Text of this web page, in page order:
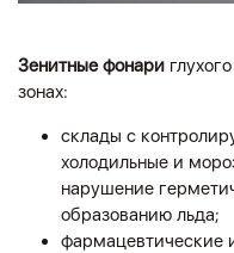
Зенитные фонари
зонах:
склады с
холодильные и
нарушение
образованию льда;
фармацевтические